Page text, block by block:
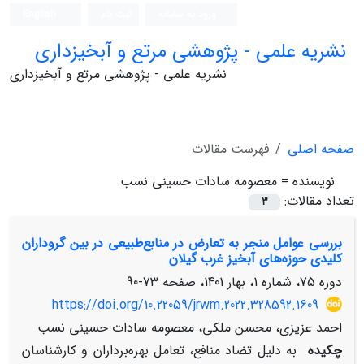
نشریه علمی - پژوهشی مرتع و آبخیزداری
نشریه علمی - پژوهشی مرتع و آبخیزداری
صفحه اصلی
فهرست مقالات
نویسنده = معصومه سادات حسینی نسب
تعداد مقالات:
3
بررسی عوامل منجر به تعارض در منابع‌طبیعی در بین گروداران
کلیدی حوزه‌های آبخیز غرب گیلان
دوره 75، شماره 1، بهار 1401، صفحه
73-90
https://doi.org/10.22059/jrwm.2022.328592.1609
احمد عزیزی، محسن ملکی، معصومه سادات حسینی نسب
چکیده به دلیل تضاد منافع، تعامل بهره‌برداران و کارشناسان